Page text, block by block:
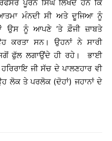
ਪੂਰਨ ਸਿੰਘ ਲਿਖਦੇ ਹਨ ਕਿ
ਮੰਨਦੀ ਸੀ ਅਤੇ ਦੂਜਿਆ ਨੂੰ
ਉਸ ਨੂੰ ਆਪਣੇ ’ਤੇ ਫ਼ੌਜੀ ਜ਼ਾਬਤੇ
ਕਰਤਾ ਸਨ। ਉਹਨਾਂ ਨੇ ਸਾਰੀ
ਫੁੱਲ ਲਗਾਉਂਦੇ ਹੀ ਰਹੇ। ਭਾਈ
ਜੀ ਸੱਚ ਦੇ ਪਾਲਣਹਾਰ ਵੀ
ਲੋਕ ਤੇ ਪਰਲੋਕ (ਦੋਹਾਂ) ਜਹਾਨਾਂ ਦੇ